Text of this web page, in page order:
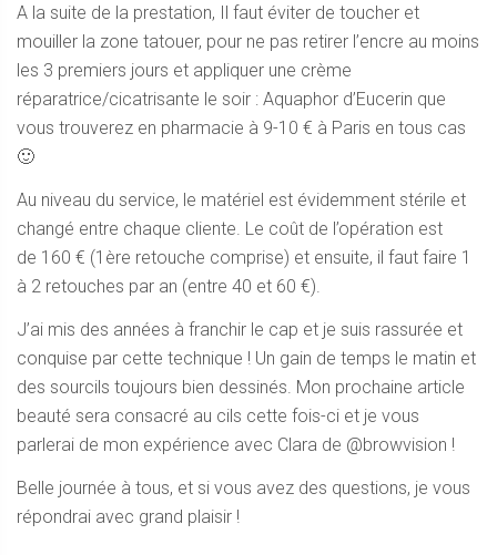
A la suite de la prestation, Il faut éviter de toucher et
mouiller la zone tatouer, pour ne pas retirer l’encre au moins
les 3 premiers jours et appliquer une crème
réparatrice/cicatrisante le soir : Aquaphor d’Eucerin que
vous trouverez en pharmacie à 9-10 € à Paris en tous cas
🙂
Au niveau du service, le matériel est évidemment stérile et
changé entre chaque cliente. Le coût de l’opération est
de 160 € (1ère retouche comprise) et ensuite, il faut faire 1
à 2 retouches par an (entre 40 et 60 €).
J’ai mis des années à franchir le cap et je suis rassurée et
conquise par cette technique ! Un gain de temps le matin et
des sourcils toujours bien dessinés. Mon prochaine article
beauté sera consacré au cils cette fois-ci et je vous
parlerai de mon expérience avec Clara de @browvision !
Belle journée à tous, et si vous avez des questions, je vous
répondrai avec grand plaisir !